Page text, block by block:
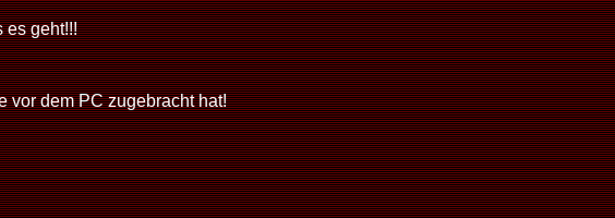
es geht!!!
vor dem PC zugebracht hat!